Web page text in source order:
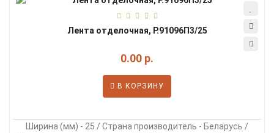
Лента отделочная, Р.91096П3/25
0.00 р.
В КОРЗИНУ
Ширина (мм) - 25 / Страна производитель - Беларусь /